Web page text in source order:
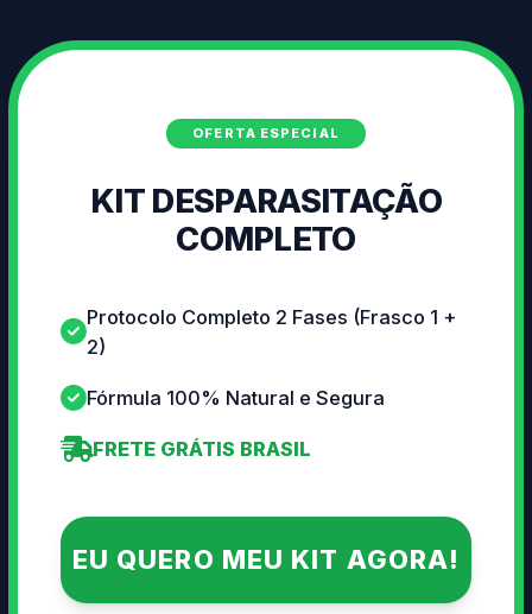
OFERTA ESPECIAL
KIT DESPARASITAÇÃO
COMPLETO
Protocolo Completo 2 Fases (Frasco 1 +
2)
Fórmula 100% Natural e Segura
FRETE GRÁTIS BRASIL
EU QUERO MEU KIT AGORA!